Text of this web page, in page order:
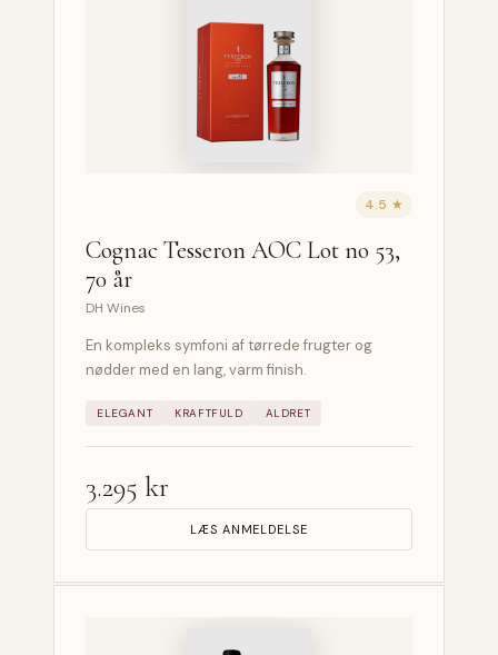
4.5 ★
Cognac Tesseron AOC Lot no 53,
70 år
DH Wines
En kompleks symfoni af tørrede frugter og
nødder med en lang, varm finish.
ELEGANT KRAFTFULD ALDRET
3.295 kr
LÆS ANMELDELSE